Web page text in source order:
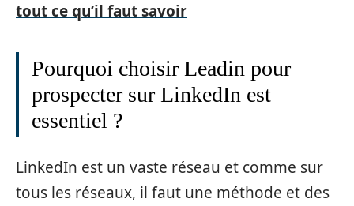
tout ce qu’il faut savoir
Pourquoi choisir Leadin pour
prospecter sur LinkedIn est
essentiel ?
LinkedIn est un vaste réseau et comme sur
tous les réseaux, il faut une méthode et des